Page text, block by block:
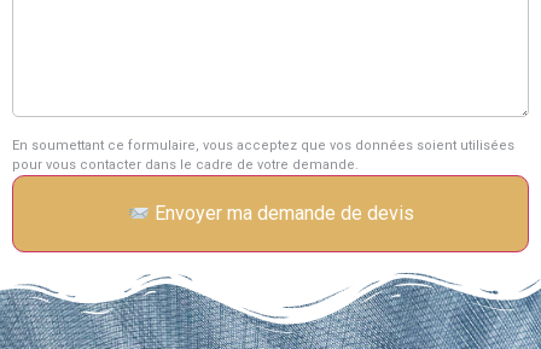
En soumettant ce formulaire, vous acceptez que vos données soient utilisées
pour vous contacter dans le cadre de votre demande.
Envoyer ma demande de devis